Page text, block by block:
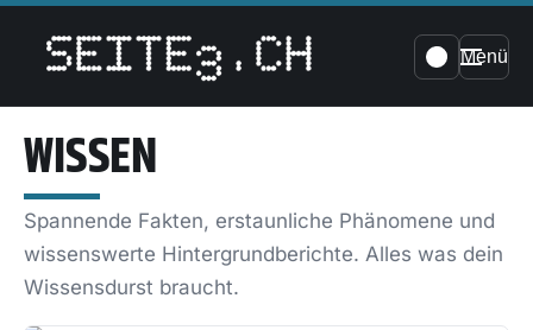
Menü
WISSEN
Spannende Fakten, erstaunliche Phänomene und
wissenswerte Hintergrundberichte. Alles was dein
Wissensdurst braucht.